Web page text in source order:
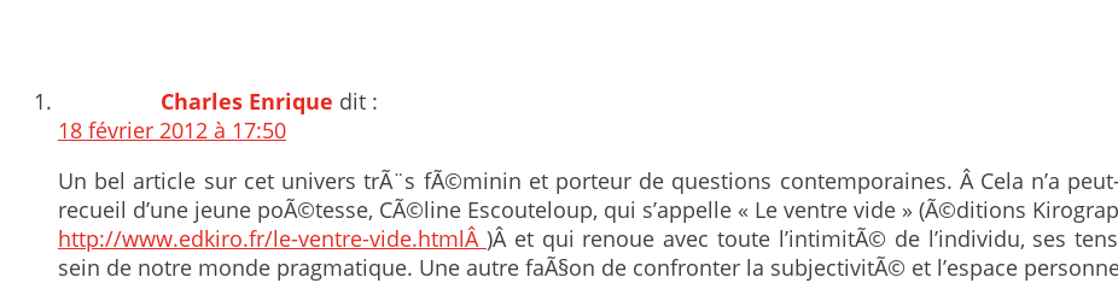
Charles Enrique dit :
18 février 2012 à 17:50
Un bel article sur cet univers trÃ¨s fÃ©minin et porteur de questions contemporaines. Â Cela n’a
recueil d’une jeune poÃ©tesse, CÃ©line Escouteloup, qui s’appelle « Le ventre vide » (Ã©ditions
http://www.edkiro.fr/le-ventre-vide.htmlÂ )Â et qui renoue avec toute l’intimitÃ© de l’individu, ses
sein de notre monde pragmatique. Une autre faÃ§on de confronter la subjectivitÃ© et l’espace